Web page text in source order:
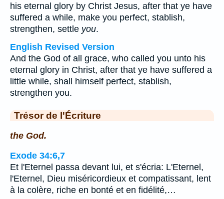
his eternal glory by Christ Jesus, after that ye have
suffered a while, make you perfect, stablish,
strengthen, settle you.
English Revised Version
And the God of all grace, who called you unto his
eternal glory in Christ, after that ye have suffered a
little while, shall himself perfect, stablish,
strengthen you.
Trésor de l'Écriture
the God.
Exode 34:6,7
Et l'Eternel passa devant lui, et s'écria: L'Eternel,
l'Eternel, Dieu miséricordieux et compatissant, lent
à la colère, riche en bonté et en fidélité,…